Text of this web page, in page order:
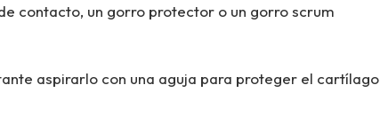
contacto, un gorro protector o un gorro scrum
aspirarlo con una aguja para proteger el cartílago